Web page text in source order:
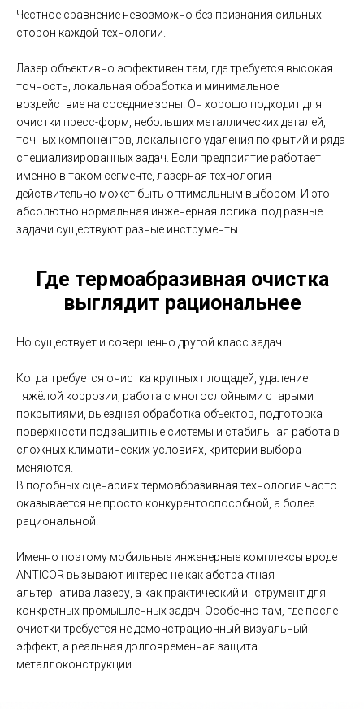
Честное сравнение невозможно без признания сильных
сторон каждой технологии.
Лазер объективно эффективен там, где требуется высокая
точность, локальная обработка и минимальное
воздействие на соседние зоны. Он хорошо подходит для
очистки пресс-форм, небольших металлических деталей,
точных компонентов, локального удаления покрытий и ряда
специализированных задач. Если предприятие работает
именно в таком сегменте, лазерная технология
действительно может быть оптимальным выбором. И это
абсолютно нормальная инженерная логика: под разные
задачи существуют разные инструменты.
Где термоабразивная очистка
выглядит рациональнее
Но существует и совершенно другой класс задач.
Когда требуется очистка крупных площадей, удаление
тяжёлой коррозии, работа с многослойными старыми
покрытиями, выездная обработка объектов, подготовка
поверхности под защитные системы и стабильная работа в
сложных климатических условиях, критерии выбора
меняются.
В подобных сценариях термоабразивная технология часто
оказывается не просто конкурентоспособной, а более
рациональной.
Именно поэтому мобильные инженерные комплексы вроде
ANTICOR вызывают интерес не как абстрактная
альтернатива лазеру, а как практический инструмент для
конкретных промышленных задач. Особенно там, где после
очистки требуется не демонстрационный визуальный
эффект, а реальная долговременная защита
металлоконструкции.